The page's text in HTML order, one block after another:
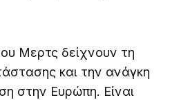
Μερτς δείχνουν τη
και την ανάγκη
στην Ευρώπη. Είναι